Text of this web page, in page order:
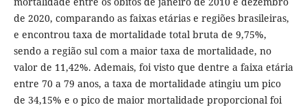
de 2020, comparando as faixas etárias e regiões brasileiras,
e encontrou taxa de mortalidade total bruta de 9,75%,
sendo a região sul com a maior taxa de mortalidade, no
valor de 11,42%. Ademais, foi visto que dentre a faixa etária
entre 70 a 79 anos, a taxa de mortalidade atingiu um pico
de 34,15% e o pico de maior mortalidade proporcional foi